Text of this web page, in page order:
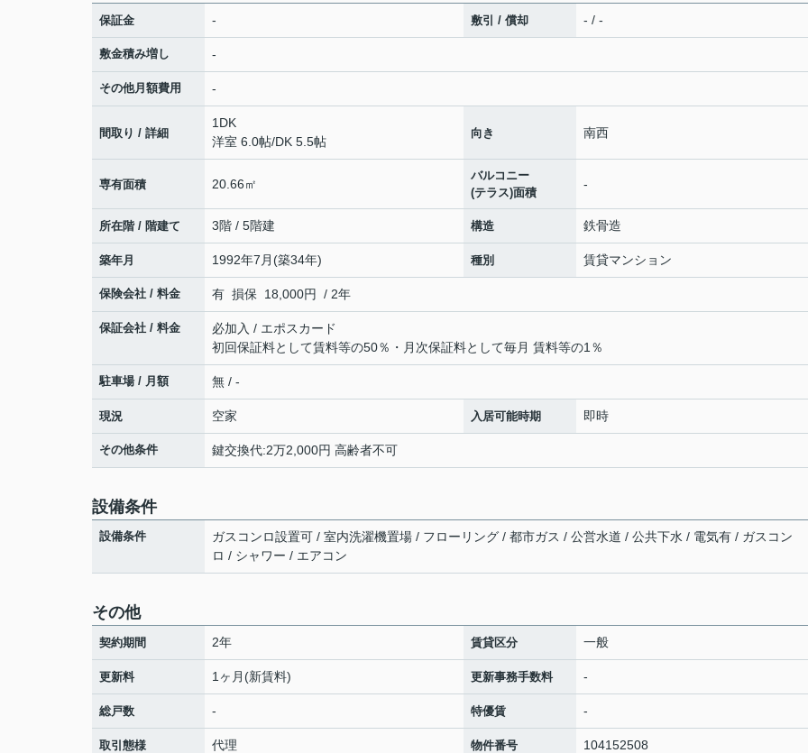
保証金 - 敷引 / 償却 - / -
敷金積み増し -
その他月額費用 -
間取り / 詳細
1DK
洋室 6.0帖/DK 5.5帖
向き 南西
専有面積 20.66㎡
バルコニー
(テラス)面積
-
所在階 / 階建て 3階 / 5階建 構造 鉄骨造
築年月 1992年7月(築34年) 種別 賃貸マンション
保険会社 / 料金 有 損保 18,000円 / 2年
保証会社 / 料金
必加入 / エポスカード
初回保証料として賃料等の50％・月次保証料として毎月 賃料等の1％
駐車場 / 月額 無 / -
現況 空家 入居可能時期 即時
その他条件 鍵交換代:2万2,000円 高齢者不可
設備条件
設備条件
ガスコンロ設置可 / 室内洗濯機置場 / フローリング / 都市ガス / 公営水道 / 公共下水 / 電気有 / ガスコン
ロ / シャワー / エアコン
その他
契約期間 2年 賃貸区分 一般
更新料 1ヶ月(新賃料) 更新事務手数料 -
総戸数 - 特優賃 -
取引態様 代理 物件番号 104152508